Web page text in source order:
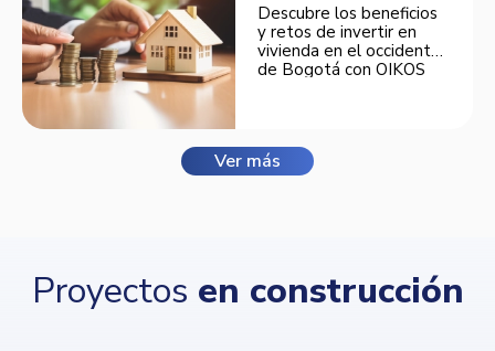
Descubre los beneficios
y retos de invertir en
vivienda en el occidente
de Bogotá con OIKOS
Ver más
Proyectos en construcción